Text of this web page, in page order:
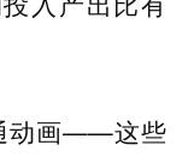
动画——这些